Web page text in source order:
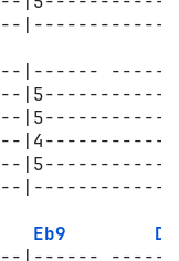
|------
Eb9
D9